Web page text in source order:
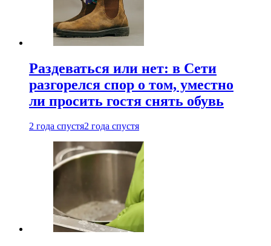
Раздеваться или нет: в Сети
разгорелся спор о том, уместно
ли просить гостя снять обувь
2 года спустя2 года спустя